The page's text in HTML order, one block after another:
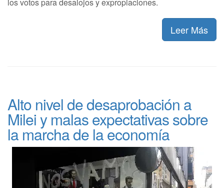
Leer Más
Alto nivel de desaprobación a
Milei y malas expectativas sobre
la marcha de la economía